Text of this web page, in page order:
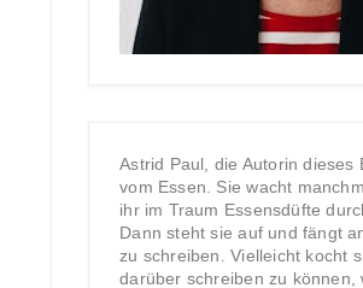
Astrid Paul, die Autorin dieses
vom Essen. Sie wacht
ihr im Traum Essensdüfte
Dann steht sie auf und fängt
zu schreiben. Vielleicht kocht
darüber schreiben zu können,